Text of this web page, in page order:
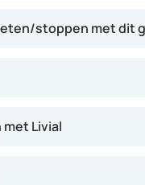
stoppen met dit
Livial